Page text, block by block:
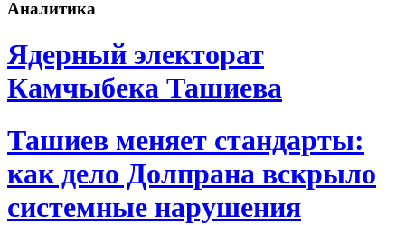
Аналитика
Ядерный электорат
Камчыбека Ташиева
Ташиев меняет стандарты:
как дело Долпрана вскрыло
системные нарушения